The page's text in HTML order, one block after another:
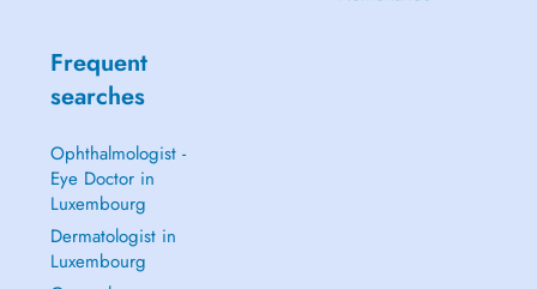
Frequent
searches
Ophthalmologist -
Eye Doctor in
Luxembourg
Dermatologist in
Luxembourg